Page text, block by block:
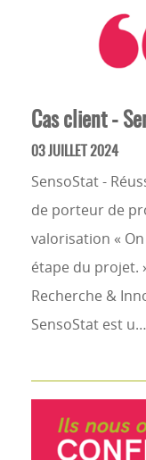
Cas client -
03 JUILLET 2024
SensoStat -
de porteur de
valorisation «
étape du projet.
Recherche &
SensoStat est u…